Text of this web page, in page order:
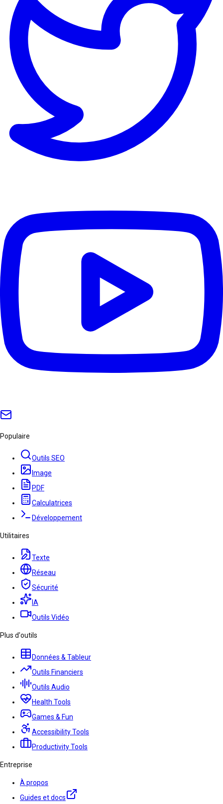
Populaire
Outils SEO
Image
PDF
Calculatrices
Développement
Utilitaires
Texte
Réseau
Sécurité
IA
Outils Vidéo
Plus d'outils
Données & Tableur
Outils Financiers
Outils Audio
Health Tools
Games & Fun
Accessibility Tools
Productivity Tools
Entreprise
À propos
Guides et docs